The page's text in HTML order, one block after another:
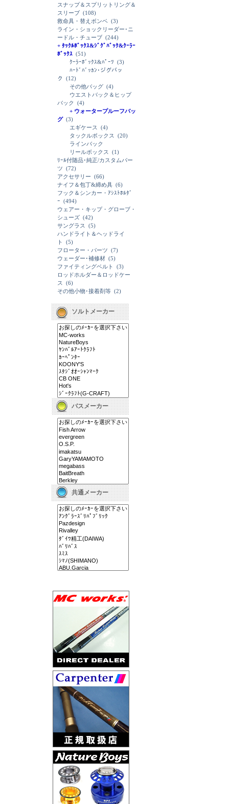
スナップ＆スプリットリング＆
スリーブ (108)
救命具・替えボンベ (3)
ライン・ショックリーダー･ニ
ードル・チューブ (244)
+ ﾀｯｸﾙﾎﾞｯｸｽ&ｼﾞｸﾞﾊﾞｯｸ&ｸｰﾗｰ
ﾎﾞｯｸｽ (51)
ｸｰﾗｰﾎﾞｯｸｽ&ﾊﾟｰﾂ (3)
ﾊｰﾄﾞﾊﾞｯｶﾝ･ジグバッ
ク
(12)
その他バッグ (4)
ウエストバック＆ヒップ
バック
(4)
+ ウォータープルーフバッ
グ(3)
エギケース
(4)
タックルボックス
(20)
ラインバック
リールボックス
(1)
ﾘｰﾙ付随品･純正/カスタムパー
ツ (72)
アクセサリー (66)
ナイフ＆包丁&締め具 (6)
フック＆シンカー・ｱｼｽﾄﾎﾙﾀﾞ
ｰ (494)
ウェアー・キップ・グローブ・
シューズ (42)
サングラス
(5)
ハンドライト＆ヘッドライ
ト
(5)
フローター・パーツ (7)
ウェーダー･補修材 (5)
ファイティングベルト
(3)
ロッドホルダー＆ロッドケー
ス
(6)
その他小物･接着剤等 (2)
ソルトメーカー
バスメーカー
共通メーカー